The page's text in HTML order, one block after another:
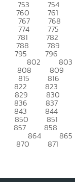
753 754
760 761
767 768
774 775
781 782
788 789
795 796
802 803
808 809
815 816
822 823
829 830
836 837
843 844
850 851
857 858
864 865
870 871